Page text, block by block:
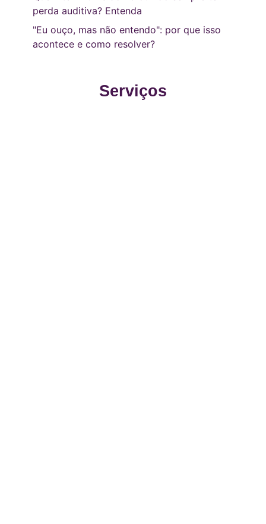
perda auditiva? Entenda
"Eu ouço, mas não entendo": por que isso
acontece e como resolver?
Serviços